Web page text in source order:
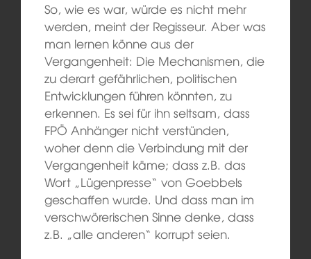
So, wie es war, würde es nicht mehr
werden, meint der Regisseur. Aber was
man lernen könne aus der
Vergangenheit: Die Mechanismen, die
zu derart gefährlichen, politischen
Entwicklungen führen könnten, zu
erkennen. Es sei für ihn seltsam, dass
FPÖ Anhänger nicht verstünden,
woher denn die Verbindung mit der
Vergangenheit käme; dass z.B. das
Wort „Lügenpresse“ von Goebbels
geschaffen wurde. Und dass man im
verschwörerischen Sinne denke, dass
z.B. „alle anderen“ korrupt seien.